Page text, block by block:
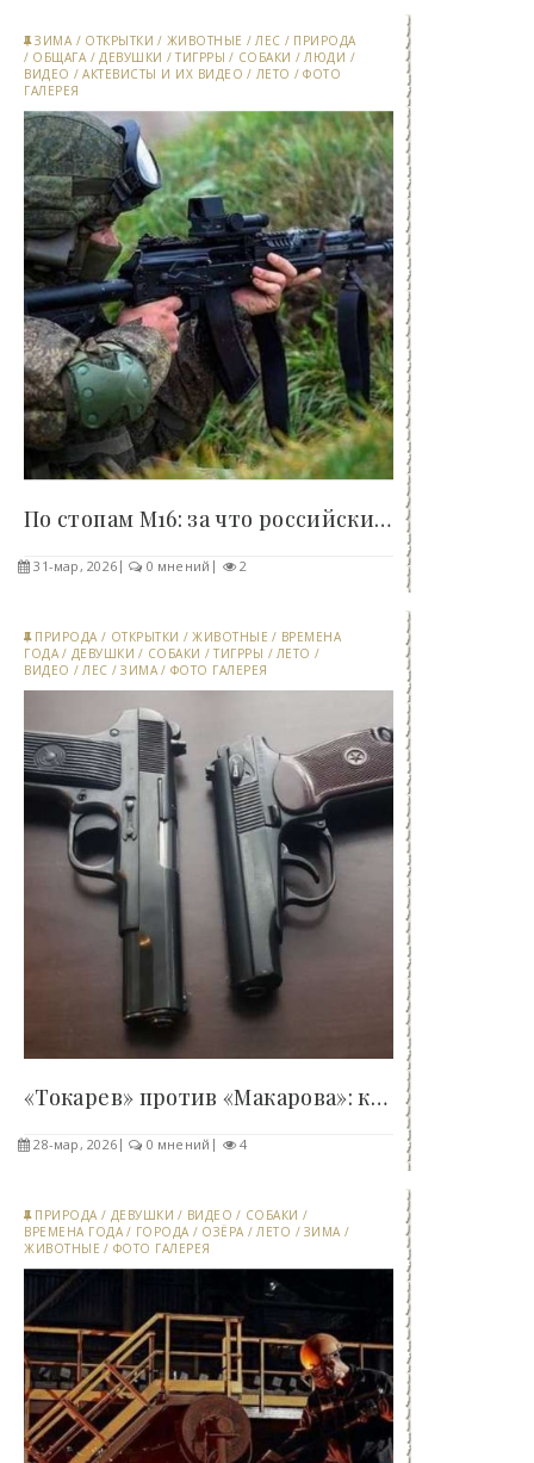
ЗИМА / ОТКРЫТКИ / ЖИВОТНЫЕ /ЛЕС / ПРИРОДА
/ ОБЩАГА /ДЕВУШКИ /ТИГРРЫ / СОБАКИ /ЛЮДИ /
ВИДЕО /АКТЕВИСТЫ И ИХ ВИДЕО / ЛЕТО /ФОТО
ГАЛЕРЕЯ
По стопам М16: за что российские военные хвалят и..
31-мар, 2026 0 мнений 2
ПРИРОДА / ОТКРЫТКИ /ЖИВОТНЫЕ / ВРЕМЕНА
ГОДА / ДЕВУШКИ / СОБАКИ /ТИГРРЫ / ЛЕТО /
ВИДЕО / ЛЕС /ЗИМА / ФОТО ГАЛЕРЕЯ
«Токарев» против «Макарова»: какой пистолет на..
28-мар, 2026 0 мнений 4
ПРИРОДА / ДЕВУШКИ / ВИДЕО / СОБАКИ /
ВРЕМЕНА ГОДА / ГОРОДА / ОЗЁРА /ЛЕТО / ЗИМА /
ЖИВОТНЫЕ / ФОТО ГАЛЕРЕЯ